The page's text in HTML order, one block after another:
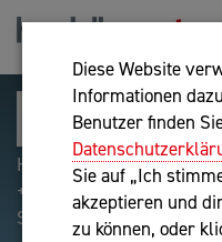
Diese Website
Informationen
Benutzer finden
Sie auf „Ich
akzeptieren und
zu können, oder
Hilfreiche
+webshop, Begriff
Suchbegriff: "internet of